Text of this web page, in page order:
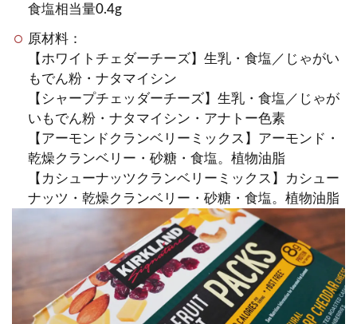
食塩相当量0.4g
原材料：
【ホワイトチェダーチーズ】生乳・食塩／じゃがい
もでん粉・ナタマイシン
【シャープチェッダーチーズ】生乳・食塩／じゃが
いもでん粉・ナタマイシン・アナトー色素
【アーモンドクランベリーミックス】アーモンド・
乾燥クランベリー・砂糖・食塩。植物油脂
【カシューナッツクランベリーミックス】カシュー
ナッツ・乾燥クランベリー・砂糖・食塩。植物油脂